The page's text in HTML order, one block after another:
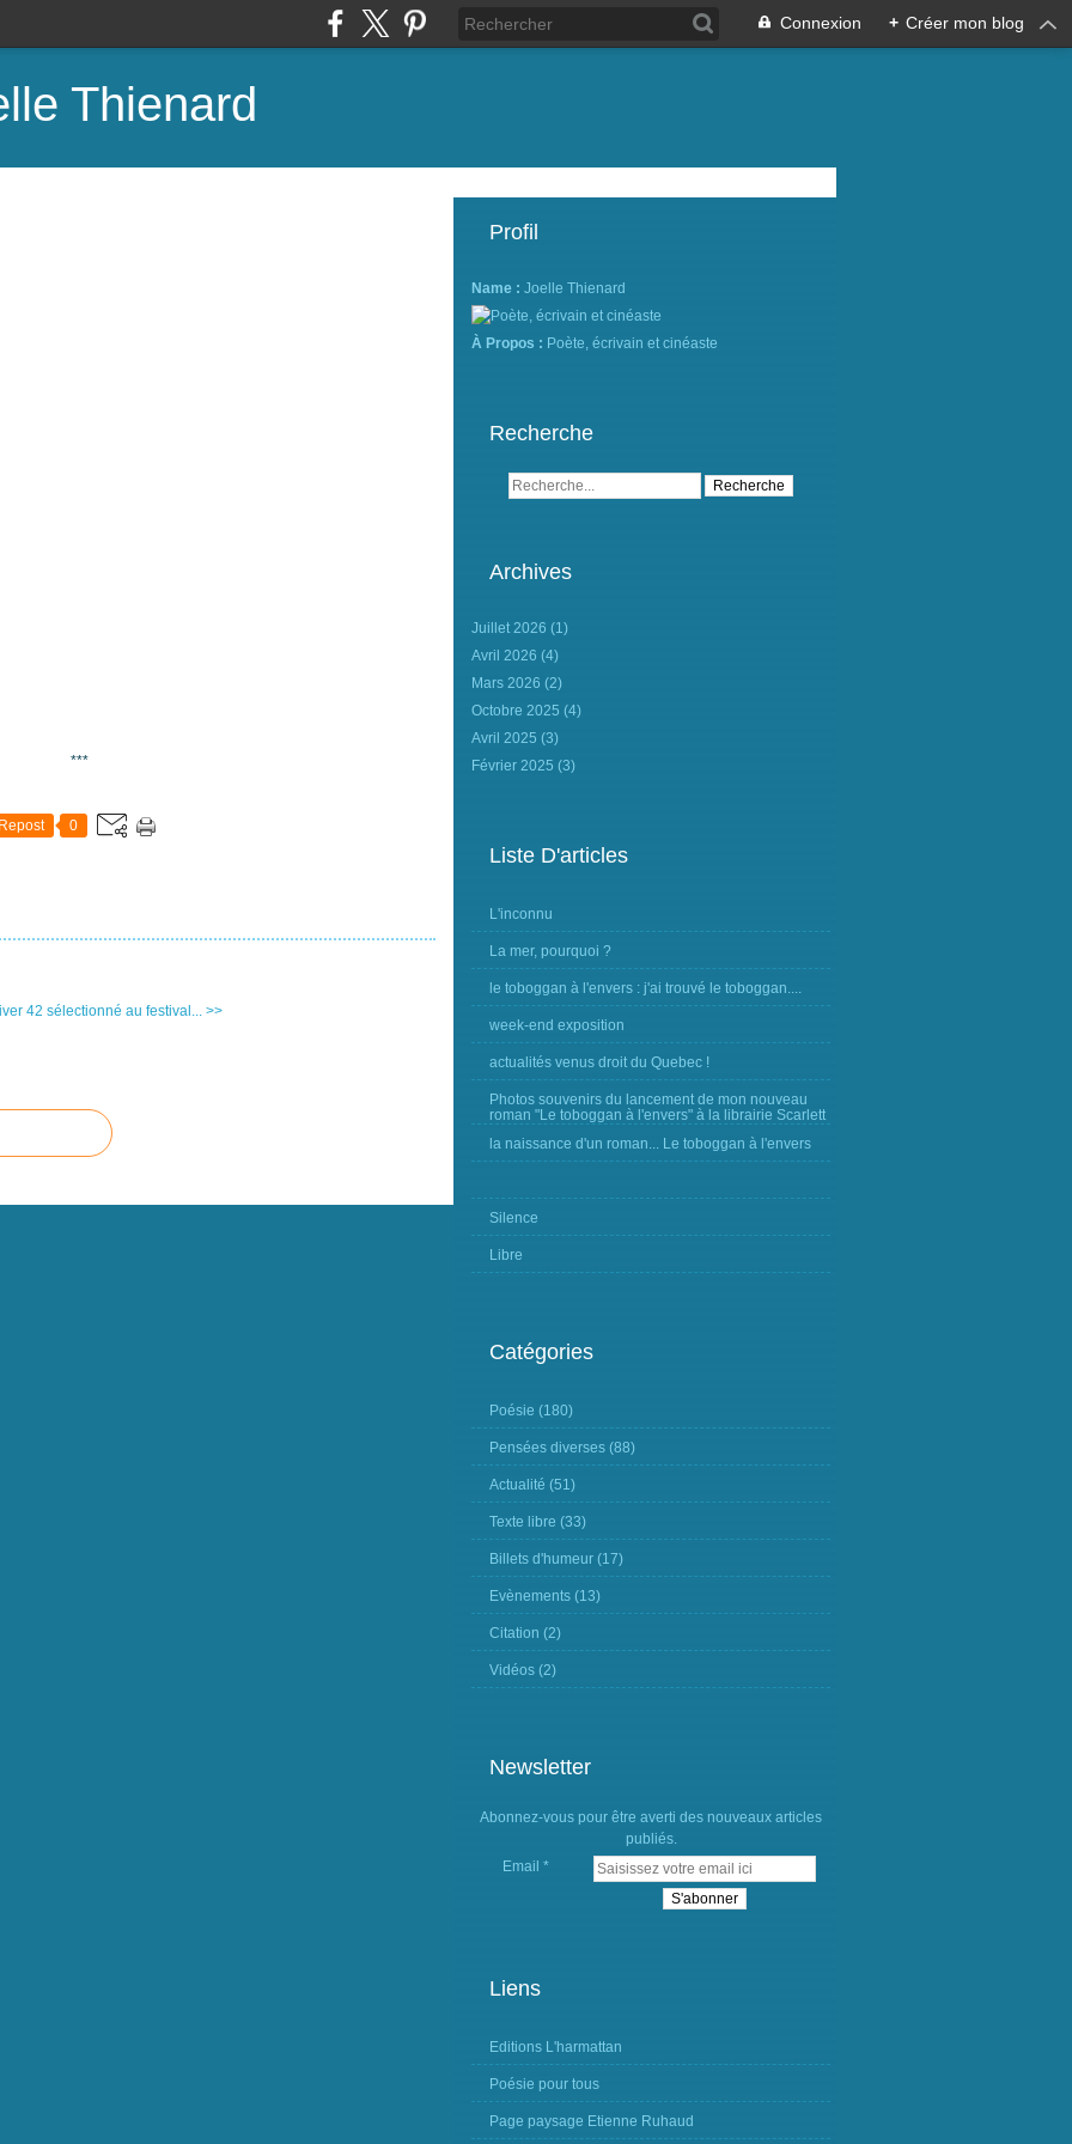
Connexion + Créer mon blog
Thienard
***
Repost 0
42 sélectionné au festival... >>
Profil
Name : Joelle Thienard
À Propos : Poète, écrivain et cinéaste
Recherche
Archives
Juillet 2026 (1)
Avril 2026 (4)
Mars 2026 (2)
Octobre 2025 (4)
Avril 2025 (3)
Février 2025 (3)
Liste D'articles
L'inconnu
La mer, pourquoi ?
le toboggan à l'envers : j'ai trouvé le toboggan....
week-end exposition
actualités venus droit du Quebec !
Photos souvenirs du lancement de mon nouveau
roman "Le toboggan à l'envers" à la librairie Scarlett
la naissance d'un roman... Le toboggan à l'envers
Silence
Libre
Catégories
Poésie (180)
Pensées diverses (88)
Actualité (51)
Texte libre (33)
Billets d'humeur (17)
Evènements (13)
Citation (2)
Vidéos (2)
Newsletter
Abonnez-vous pour être averti des nouveaux articles
publiés.
Email
Liens
Editions L'harmattan
Poésie pour tous
Page paysage Etienne Ruhaud